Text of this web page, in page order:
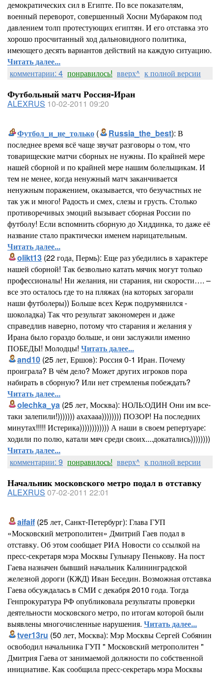
демократических сил в Египте. По все показателям,
военный переворот, совершенный Хосни Мубараком под
давлением толп протестующих египтян. И его отставка это
хорошо просчитанный ход дальновидного политика,
имеющего десять вариантов действий на каждую ситуацию.
Читать далее...
комментарии: 4 понравилось! вверх^ к полной версии
Футбольный матч Россия-Иран
ALEXRUS 10-02-2011 09:20
Футбол_и_не_только ( Russia_the_best): В
последнее время всё чаще звучат разговоры о том, что
товарищеские матчи сборных не нужны. По крайней мере
нашей сборной и по крайней мере нашим болельщикам. И
тем не менее, когда ненужный матч заканчивается
ненужным поражением, оказывается, что безучастных не
так уж и много! Радость и смех, слезы и грусть. Столько
противоречивых эмоций вызывает сборная России по
футболу! Если вспомнить сборную до Хиддинка, то даже её
название стало практически именем нарицательным.
Читать далее...
olikt13 (22 года, Пермь): Еще раз убедились в характере
нашей сборной! Так безвольно катать мячик могут только
профессионалы! Ни желания, ни старания, ни скорости…. –
все это осталось где то на пляжах (на которых загорали
наши футболеры)) Больше всех Керж подрумянился -
шоколадка) Так что результат закономерен и даже
справедлив наверно, потому что старания и желания у
Ирана было гораздо больше, и они заслужили именно
ПОБЕДЫ! Молодцы! Читать далее...
and10 (25 лет, Ершов): Россия 0-1 Иран. Почему
проиграла? В чём дело? Может других игроков пора
набирать в сборную? Или нет стремленья побеждать?
Читать далее...
olechka_ya (25 лет, Москва): НОЛЬ:ОДИН Они им все-
таки залепили!))))))) ахахааа)))))))) ПОЗОР! На последних
минутах!!!!! Истерика)))))))))))) А наши в своем репертуаре:
ходили по полю, катали мяч среди своих....докатались))))))))
Читать далее...
комментарии: 9 понравилось! вверх^ к полной версии
Начальник московского метро подал в отставку
ALEXRUS 07-02-2011 22:01
aifaif (25 лет, Санкт-Петербург): Глава ГУП
«Московский метрополитен» Дмитрий Гаев подал в
отставку. Об этом сообщает РИА Новости со ссылкой на
пресс-секретаря мэра Москвы Гульнару Пенькову. На пост
Гаева назначен бывший начальник Калининградской
железной дороги (КЖД) Иван Беседин. Возможная отставка
Гаева обсуждалась в СМИ с декабря 2010 года. Тогда
Генпрокуратура РФ опубликовала результаты проверки
деятельности московского метро, по итогам которой были
выявлены многочисленные нарушения. Читать далее...
tver13ru (50 лет, Москва): Мэр Москвы Сергей Собянин
освободил начальника ГУП " Московский метрополитен "
Дмитрия Гаева от занимаемой должности по собственной
инициативе. Как сообщила пресс-секретарь мэра Москвы